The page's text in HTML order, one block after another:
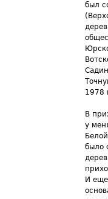
был
1978
В
у
было
И